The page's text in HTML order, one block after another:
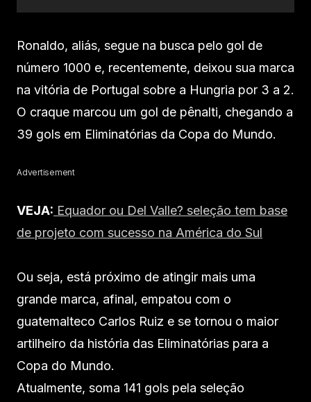
Ronaldo, aliás, segue na busca pelo gol de
número 1000 e, recentemente, deixou sua marca
na vitória de Portugal sobre a Hungria por 3 a 2.
O craque marcou um gol de pênalti, chegando a
39 gols em Eliminatórias da Copa do Mundo.
Advertisement
VEJA: Equador ou Del Valle? seleção tem base
de projeto com sucesso na América do Sul
Ou seja, está próximo de atingir mais uma
grande marca, afinal, empatou com o
guatemalteco Carlos Ruiz e se tornou o maior
artilheiro da história das Eliminatórias para a
Copa do Mundo.
Atualmente, soma 141 gols pela seleção